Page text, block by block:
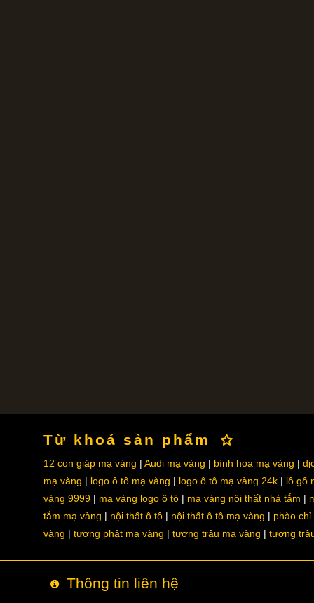
Từ khoá sản phẩm
12 con giáp mạ vàng Audi mạ vàng bình hoa mạ vàng
mạ vàng
logo ô tô mạ vàng logo ô tô mạ vàng 24k
lô gô
vàng 9999
mạ vàng logo ô tô mạ vàng nội thất nhà tắm
tắm mạ vàng
nội thất ô tô nội thất ô tô mạ vàng
phào chỉ
vàng
tượng phật mạ vàng tượng trâu mạ vàng tượng
Thông tin liên hệ